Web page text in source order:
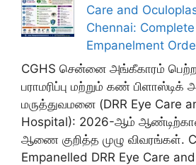
Care and
Chennai:
Empanelment
CGHS சென்னை அங்கீகாரம்
பராமரிப்பு மற்றும் கண் பிளாஸ்டிக்
மருத்துவமனை (DRR Eye Care
Hospital): 2026-ஆம்
ஆணை குறித்த முழு விவரங்கள்.
Empanelled DRR Eye Care